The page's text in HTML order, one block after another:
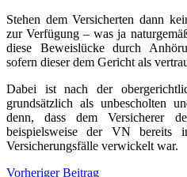
Stehen dem Versicherten dann
zur Verfügung – was ja
diese Beweislücke durch
sofern dieser dem Gericht als
Dabei ist nach der
grundsätzlich als unbescholten
denn, dass dem Versicherer
beispielsweise der VN bereits
Versicherungsfälle verwickelt war.
Vorheriger Beitrag